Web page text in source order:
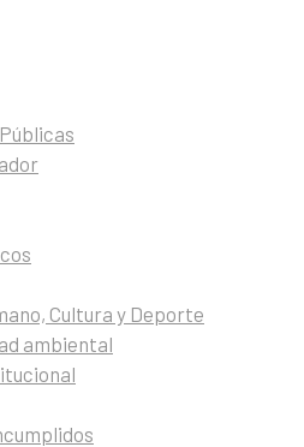
Cultura y Deporte
ambiental